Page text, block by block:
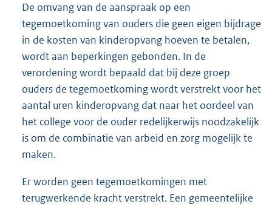
De omvang van de aanspraak op een
tegemoetkoming van ouders die geen eigen bijdrage
in de kosten van kinderopvang hoeven te betalen,
wordt aan beperkingen gebonden. In de
verordening wordt bepaald dat bij deze groep
ouders de tegemoetkoming wordt verstrekt voor het
aantal uren kinderopvang dat naar het oordeel van
het college voor de ouder redelijkerwijs noodzakelijk
is om de combinatie van arbeid en zorg mogelijk te
maken.
Er worden geen tegemoetkomingen met
terugwerkende kracht verstrekt. Een gemeentelijke